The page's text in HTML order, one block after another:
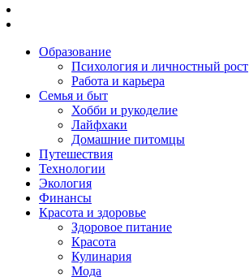
Образование
Психология и личностный рост
Работа и карьера
Семья и быт
Хобби и рукоделие
Лайфхаки
Домашние питомцы
Путешествия
Технологии
Экология
Финансы
Красота и здоровье
Здоровое питание
Красота
Кулинария
Мода